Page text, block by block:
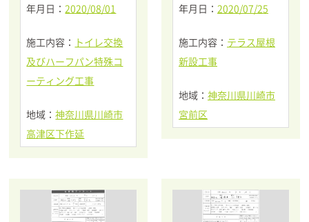
年月日：2020/08/01
施工内容： トイレ交換
及びハーフパン特殊コ
ーティング工事
地域：神奈川県川崎市
高津区下作延
年月日： 2020/07/25
施工内容： テラス屋根
新設工事
地域： 神奈川県川崎市
宮前区